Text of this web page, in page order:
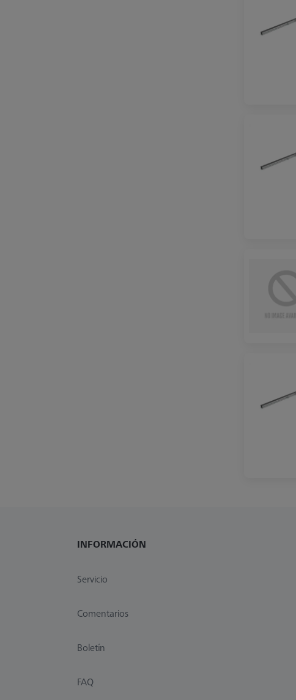
INFORMACIÓN
Servicio
Comentarios
Boletín
FAQ